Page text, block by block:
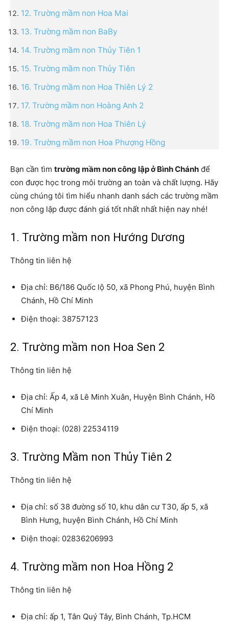
12. Trường mầm non Hoa Mai
13. Trường mầm non BaBy
14. Trường mầm non Thủy Tiên 1
15. Trường mầm non Thủy Tiên
16. Trường mầm non Hoa Thiên Lý 2
17. Trường mầm non Hoàng Anh 2
18. Trường mầm non Hoa Thiên Lý
19. Trường mầm non Hoa Phượng Hồng
Bạn cần tìm trường mầm non công lập ở Bình Chánh để
con được học trong môi trường an toàn và chất lượng. Hãy
cùng chúng tôi tìm hiểu nhanh danh sách các trường mầm
non công lập được đánh giá tốt nhất nhất hiện nay nhé!
1. Trường mầm non Hướng Dương
Thông tin liên hệ
Địa chỉ: B6/186 Quốc lộ 50, xã Phong Phú, huyện Bình
Chánh, Hồ Chí Minh
Điện thoại: 38757123
2. Trường mầm non Hoa Sen 2
Thông tin liên hệ
Địa chỉ: Ấp 4, xã Lê Minh Xuân, Huyện Bình Chánh, Hồ
Chí Minh
Điện thoại: (028) 22534119
3. Trường Mầm non Thủy Tiên 2
Thông tin liên hệ
Địa chỉ: số 38 đường số 10, khu dân cư T30, ấp 5, xã
Bình Hưng, huyện Bình Chánh, Hồ Chí Minh
Điện thoại: 02836206993
4. Trường mầm non Hoa Hồng 2
Thông tin liên hệ
Địa chỉ: ấp 1, Tân Quý Tây, Bình Chánh, Tp.HCM